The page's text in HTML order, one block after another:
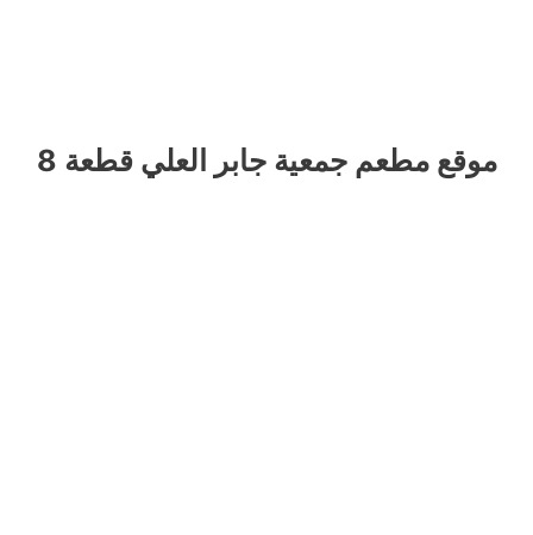
موقع مطعم جمعية جابر العلي قطعة 8